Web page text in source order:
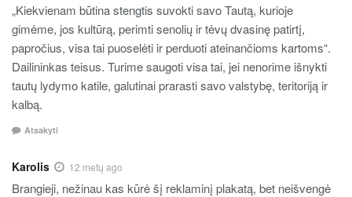
„Kiekvienam būtina stengtis suvokti savo Tautą, kurioje
gimėme, jos kultūrą, perimti senolių ir tėvų dvasinę patirtį,
papročius, visa tai puoselėti ir perduoti ateinančioms kartoms“.
Dailininkas teisus. Turime saugoti visa tai, jei nenorime išnykti
tautų lydymo katile, galutinai prarasti savo valstybę, teritoriją ir
kalbą.
Atsakyti
Karolis 12 metų ago
Brangieji, nežinau kas kūrė šį reklaminį plakatą, bet neišvengė